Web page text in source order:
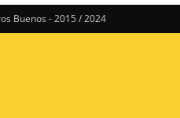
Buenos - 2015 / 2024